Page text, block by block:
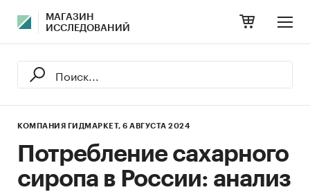
МАГАЗИН
ИССЛЕДОВАНИЙ
КОМПАНИЯ ГИДМАРКЕТ, 6 АВГУСТА 2024
Потребление сахарного
сиропа в России: анализ